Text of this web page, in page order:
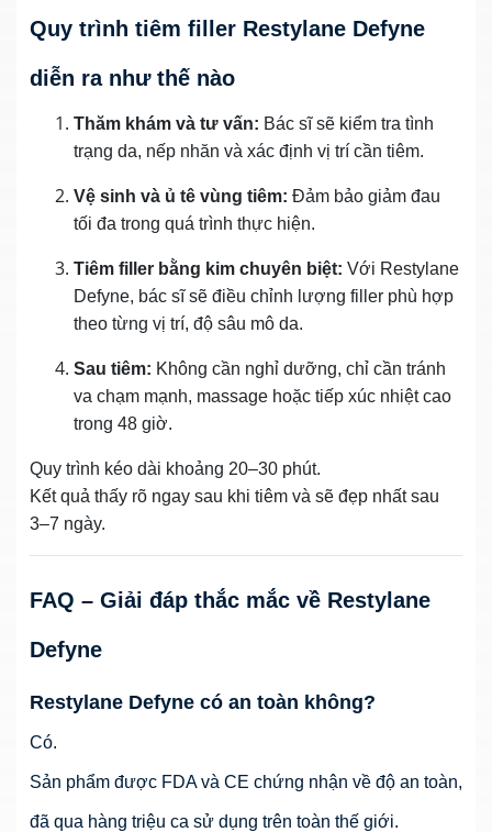
Quy trình tiêm filler Restylane Defyne
diễn ra như thế nào
Thăm khám và tư vấn: Bác sĩ sẽ kiểm tra tình
trạng da, nếp nhăn và xác định vị trí cần tiêm.
Vệ sinh và ủ tê vùng tiêm: Đảm bảo giảm đau
tối đa trong quá trình thực hiện.
Tiêm filler bằng kim chuyên biệt: Với Restylane
Defyne, bác sĩ sẽ điều chỉnh lượng filler phù hợp
theo từng vị trí, độ sâu mô da.
Sau tiêm: Không cần nghỉ dưỡng, chỉ cần tránh
va chạm mạnh, massage hoặc tiếp xúc nhiệt cao
trong 48 giờ.
Quy trình kéo dài khoảng 20–30 phút.
Kết quả thấy rõ ngay sau khi tiêm và sẽ đẹp nhất sau
3–7 ngày.
FAQ – Giải đáp thắc mắc về Restylane
Defyne
Restylane Defyne có an toàn không?
Có.
Sản phẩm được FDA và CE chứng nhận về độ an toàn,
đã qua hàng triệu ca sử dụng trên toàn thế giới.